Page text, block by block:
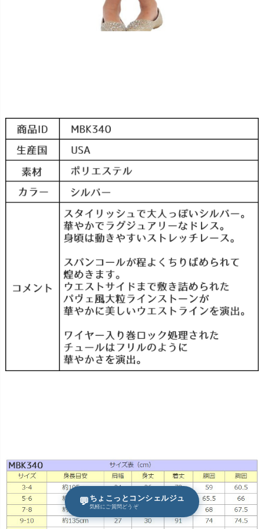
💬 ちょこっとコンシェルジュ
気軽にご質問どうぞ